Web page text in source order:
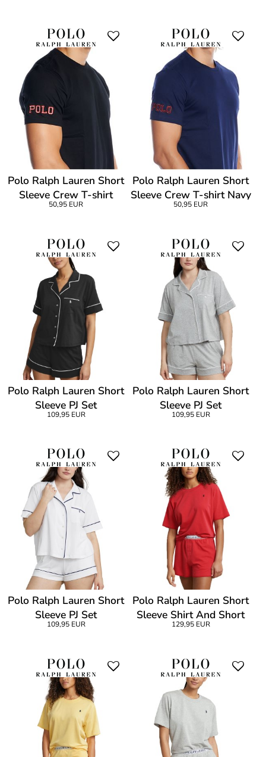
Polo Ralph Lauren Short
Sleeve Crew T-shirt
Black
50,95 EUR
Polo Ralph Lauren Short
Sleeve Crew T-shirt Navy
50,95 EUR
Polo Ralph Lauren Short
Sleeve PJ Set
109,95 EUR
Polo Ralph Lauren Short
Sleeve PJ Set
109,95 EUR
Polo Ralph Lauren Short
Sleeve PJ Set
109,95 EUR
Polo Ralph Lauren Short
Sleeve Shirt And Short
Set
129,95 EUR